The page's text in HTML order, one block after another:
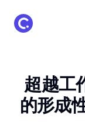
ClassPoint Logo
超越工
的形成